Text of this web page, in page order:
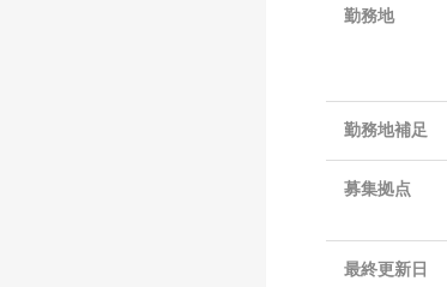
勤務地
勤務地補足
募集拠点
最終更新日